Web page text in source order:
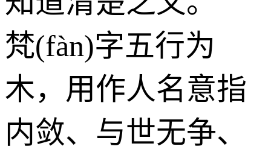
梵(fàn)字五行为
木，用作人名意指
内敛、与世无争、